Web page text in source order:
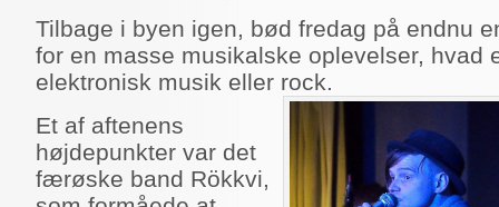
Tilbage i byen igen, bød fredag på endnu
for en masse musikalske oplevelser, hvad
elektronisk musik eller rock.
Et af aftenens
højdepunkter var det
færøske band Rökkvi,